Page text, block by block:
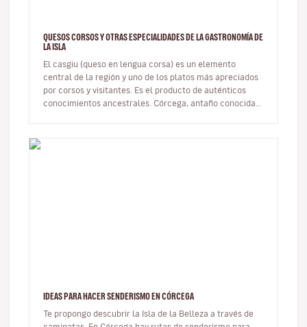
QUESOS CORSOS Y OTRAS ESPECIALIDADES DE LA GASTRONOMÍA DE
LA ISLA
El casgiu (queso en lengua corsa) es un elemento
central de la región y uno de los platos más apreciados
por corsos y visitantes. Es el producto de auténticos
conocimientos ancestrales. Córcega, antaño conocida
IDEAS PARA HACER SENDERISMO EN CÓRCEGA
Te propongo descubrir la Isla de la Belleza a través de